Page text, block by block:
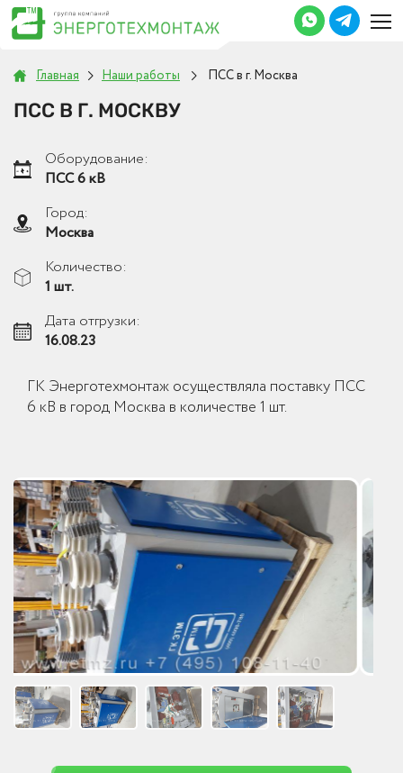
Главная Наши работы ПСС в г. Москва
ПСС В Г. МОСКВУ
Оборудование:
ПСС 6 кВ
Город:
Москва
Количество:
1 шт.
Дата отгрузки:
16.08.23
ГК Энерготехмонтаж осуществляла поставку ПСС
6 кВ в город Москва в количестве 1 шт.